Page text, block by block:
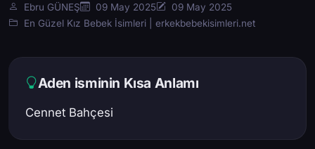
Ebru GÜNEŞ 09 May 2025
09 May 2025
En Güzel Kız Bebek İsimleri | erkekbebekisimleri.net
Aden isminin Kısa Anlamı
Cennet Bahçesi